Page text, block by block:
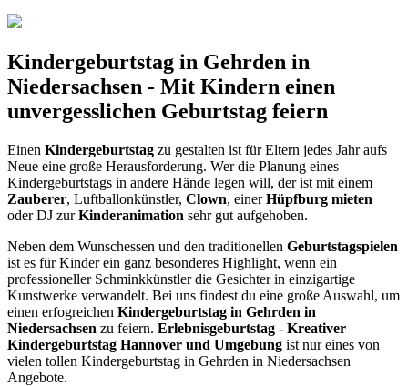
Kindergeburtstag in Gehrden in
Niedersachsen - Mit Kindern einen
unvergesslichen Geburtstag feiern
Einen Kindergeburtstag zu gestalten ist für Eltern jedes Jahr aufs
Neue eine große Herausforderung. Wer die Planung eines
Kindergeburtstags in andere Hände legen will, der ist mit einem
Zauberer, Luftballonkünstler, Clown, einerHüpfburg mieten
oder DJ zurKinderanimation sehr gut aufgehoben.
Neben dem Wunschessen und den traditionellen Geburtstagspielen
ist es für Kinder ein ganz besonderes Highlight, wenn ein
professioneller Schminkkünstler die Gesichter in einzigartige
Kunstwerke verwandelt. Bei uns findest du eine große Auswahl, um
einen erfogreichen Kindergeburtstag in Gehrden in
Niedersachsen zu feiern. Erlebnisgeburtstag - Kreativer
Kindergeburtstag Hannover und Umgebung ist nur eines von
vielen tollen Kindergeburtstag in Gehrden in Niedersachsen
Angebote.